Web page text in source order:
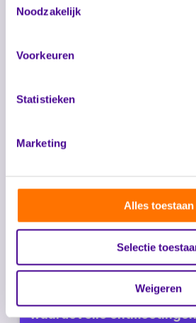
Noodzakelijk
Voorkeuren
Statistieken
Marketing
Alles toestaan
Selectie
Weigeren
Voor een toekomstbestendig netwerk
Laatste nieuws
Zorg & ICT '26: inspiratie,
waardevolle ontmoetingen